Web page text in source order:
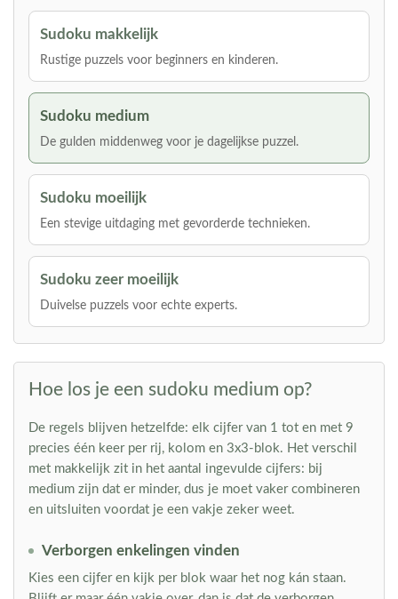
Sudoku makkelijk
Rustige puzzels voor beginners en kinderen.
Sudoku medium
De gulden middenweg voor je dagelijkse puzzel.
Sudoku moeilijk
Een stevige uitdaging met gevorderde technieken.
Sudoku zeer moeilijk
Duivelse puzzels voor echte experts.
Hoe los je een sudoku medium op?
De regels blijven hetzelfde: elk cijfer van 1 tot en met 9
precies één keer per rij, kolom en 3x3-blok. Het verschil
met makkelijk zit in het aantal ingevulde cijfers: bij
medium zijn dat er minder, dus je moet vaker combineren
en uitsluiten voordat je een vakje zeker weet.
Verborgen enkelingen vinden
Kies een cijfer en kijk per blok waar het nog kán staan.